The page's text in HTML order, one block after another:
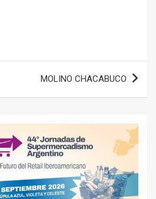
MOLINO CHACABUCO